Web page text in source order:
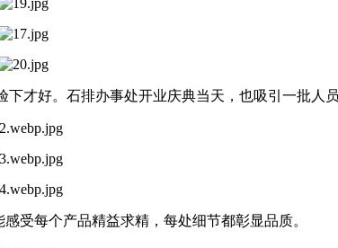
才好。石排办事处开业庆典当天，也吸引一批人
受每个产品精益求精，每处细节都彰显品质。